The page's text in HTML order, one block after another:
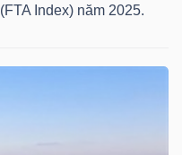
Index) năm 2025.